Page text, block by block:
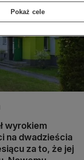
wyrokiem
na dwadzieścia
za to, że jej
Pokaż cele